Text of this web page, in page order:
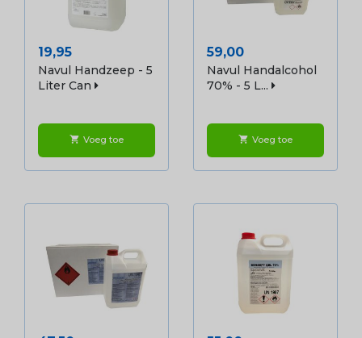
Prijs
19,95
Navul Handzeep - 5
Liter Can
shopping_cart Voeg toe
Prijs
59,00
Navul Handalcohol
70% - 5 L...
shopping_cart Voeg toe